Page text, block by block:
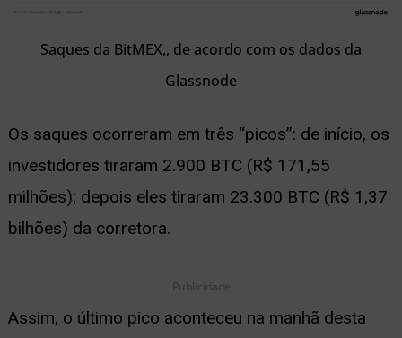
Saques da BitMEX,, de acordo com os dados da
Glassnode
Os saques ocorreram em três “picos”: de início, os
investidores tiraram 2.900 BTC (R$ 171,55
milhões); depois eles tiraram 23.300 BTC (R$ 1,37
bilhões) da corretora.
Publicidade
Assim, o último pico aconteceu na manhã desta